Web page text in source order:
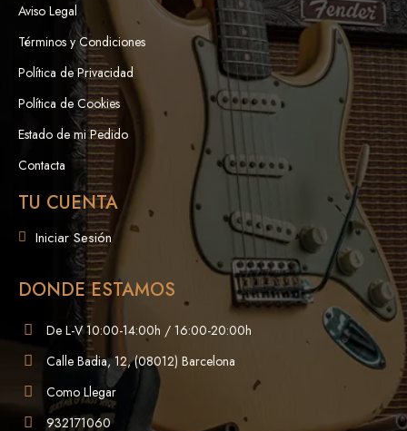
Aviso Legal
Términos y Condiciones
Política de Privacidad
Política de Cookies
Estado de mi Pedido
Contacta
TU CUENTA
Iniciar Sesión
DONDE ESTAMOS
De L-V 10:00-14:00h / 16:00-20:00h
Calle Badia, 12, (08012) Barcelona
Como Llegar
932171060